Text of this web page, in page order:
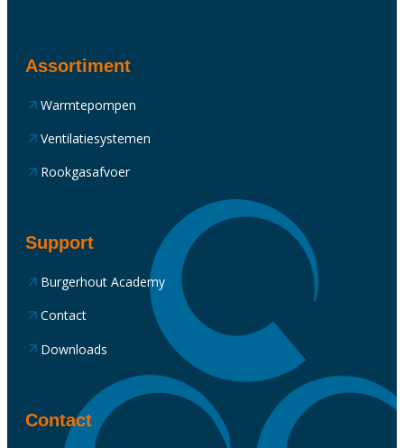
Assortiment
Warmtepompen
Ventilatiesystemen
Rookgasafvoer
Support
Burgerhout Academy
Contact
Downloads
Contact